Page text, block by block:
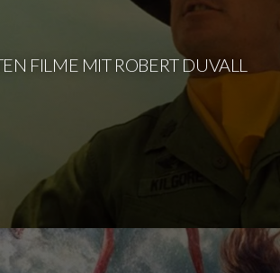
FILME MIT ROBERT DUVALL